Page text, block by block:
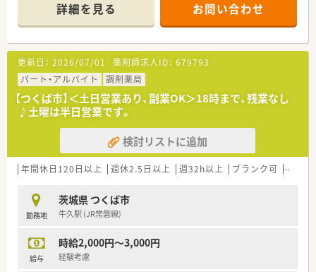
詳細を見る お問い合わせ
更新日： 2026/07/01 薬剤師求人ID： 679793
パート・アルバイト
調剤薬局
【つくば市】＜土日営業あり、副業OK＞18時まで、残業なし
♪土曜は半日営業です。
検討リストに追加
年間休日120日以上 週休2.5日以上 週32h以上 ブランク可 Ｗワ
勤務地
茨城県 つくば市
牛久駅 (JR常磐線)
給与
時給2,000円～3,000円
経験考慮